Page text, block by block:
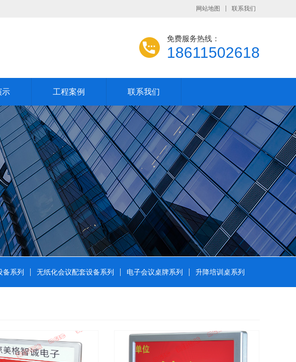
网站地图 联系我们
免费服务热线：
18611502618
示 工程案例 联系我们
备系列 无纸化会议配套设备系列 电子会议桌牌系列 升降培训桌系列